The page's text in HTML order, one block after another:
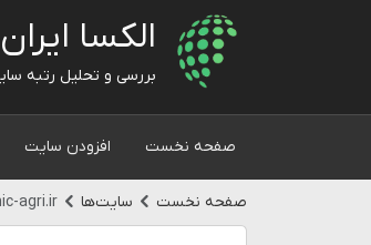
الکسا ایران
بررسی و تحلیل رتبه
صفحه نخست افزودن سایت
صفحه نخست سایت‌ها agri.ir